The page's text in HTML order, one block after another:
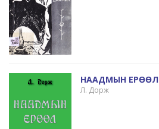
НААДМЫН ЕРӨӨЛ
Л. Дорж